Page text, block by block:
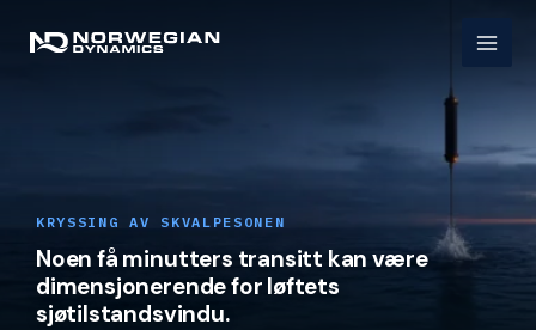
rett
KRYSSING AV SKVALPESONEN
Noen få minutters transitt kan være
dimensjonerende for løftets
sjøtilstandsvindu.